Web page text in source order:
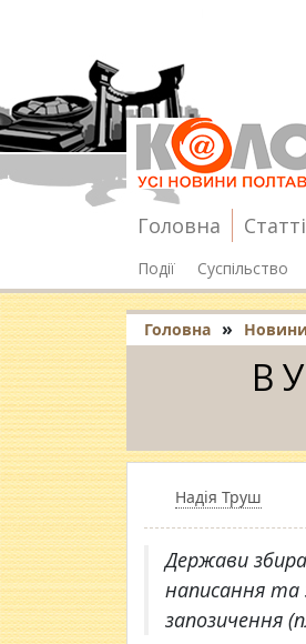
Головна Статті
Події Суспільство
Головна » Новини
В
Надія Труш
Держави
написання та
запозичення